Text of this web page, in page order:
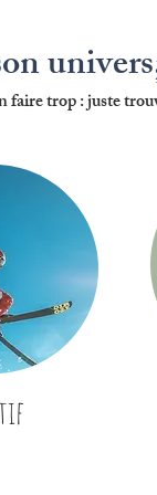
faire trop : juste